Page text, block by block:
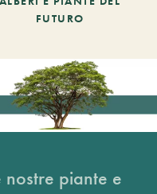
FUTURO
nostre piante e